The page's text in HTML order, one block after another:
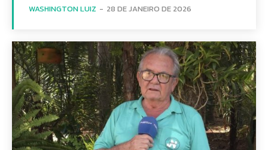
WASHINGTON LUIZ - 28 DE JANEIRO DE 2026